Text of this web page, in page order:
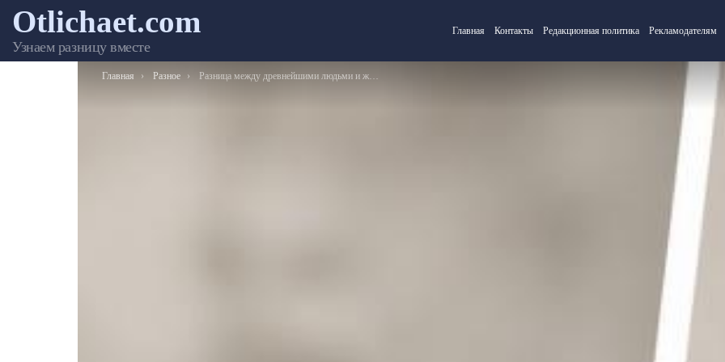
Otlichaet.com
Узнаем разницу вместе
Главная Контакты Редакционная политика Рекламодателям
Вы здесь:
Главная Разное Разница между древнейшими людьми и животными